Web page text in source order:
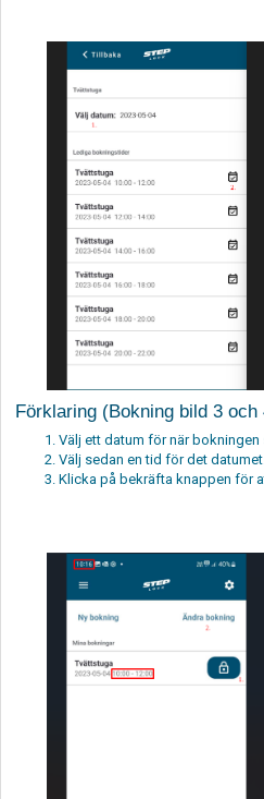
Förklaring (Bokning bild 3 och
Välj ett datum för när bokningen
Välj sedan en tid för det datumet.
Klicka på bekräfta knappen för